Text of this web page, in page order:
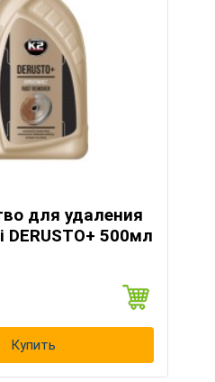
для удаления
500мл
Купить